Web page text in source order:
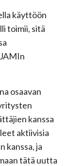
käyttöön
toimii, sitä
osaavan
kanssa
aktiivisia
kanssa, ja
tätä uutta